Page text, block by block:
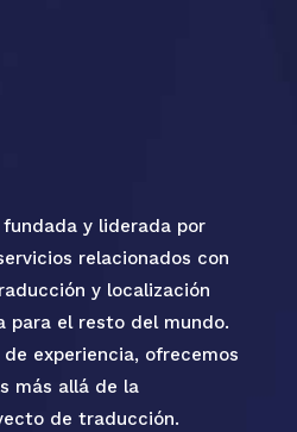
fundada y liderada por
relacionados con
y localización
para el resto del mundo.
experiencia, ofrecemos
más allá de la
de traducción.